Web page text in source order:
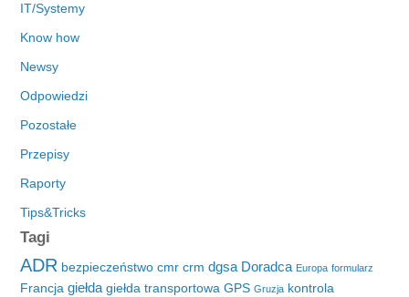
IT/Systemy
Know how
Newsy
Odpowiedzi
Pozostałe
Przepisy
Raporty
Tips&Tricks
Tagi
ADR bezpieczeństwo cmr crm dgsa Doradca Europa formularz
Francja giełda giełda transportowa GPS Gruzja kontrola